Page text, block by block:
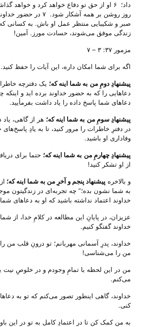
داد؛ ۶ او از حق تو دفاع خواهد کرد و خواهد
روز روشن بر همه آشکار شود.
صبر و شکیبایی منتظر عمل او باش. به کسانی که
زندگی موفق می‌شوند، حسادت مورز. آمین!
مزمور ۳۷: ۳ – ۷
اگه برای شما امکان داره، این آیات را حفظ کنید.
پیشنهادِ دومِ من به شما اینه که؛ یک دفترچه
دعاهایی را که به حضور خداوند برده اید و اینکه
دعا‌های شما پاسخ داده را یاد داشت بفرمأیید.
پیشنهادِ سومِ من به شما اینه که؛ هر از گاهی،
در دفترِ خاطرات را مرور کنید، تا به یادِ
وفاداری او باشید.
پیشنهادِ چهارمِ من به شما اینه که؛ حتما برای
از او تشکر کنید!
و بالاخره پیشنهاد پنجم و آخرِ من به شما اینه که؛
به شما نشون بده؛” چه تجربه‌ای در زندگیتون
خداوند اعتماد نداشته باشید که او به دعا‌های
عزیزان، در پایانِ این مطالعه در کلامِ خدا، از
خداوند گفتگو کنیم.
خداوند، پدرِ آسمانی مهربانم؛ تو درونِ قلب من
من را می‌‌شناسی!
من در این لحظه با تمامِ وجودم و در خلوصِ نیت
می‌‌کنم.
خداوند، گاهی اینطور تصور می‌‌کنم که تو به
کنی.
به من کمک کن تا در اعتمادِ کامل به تو در این